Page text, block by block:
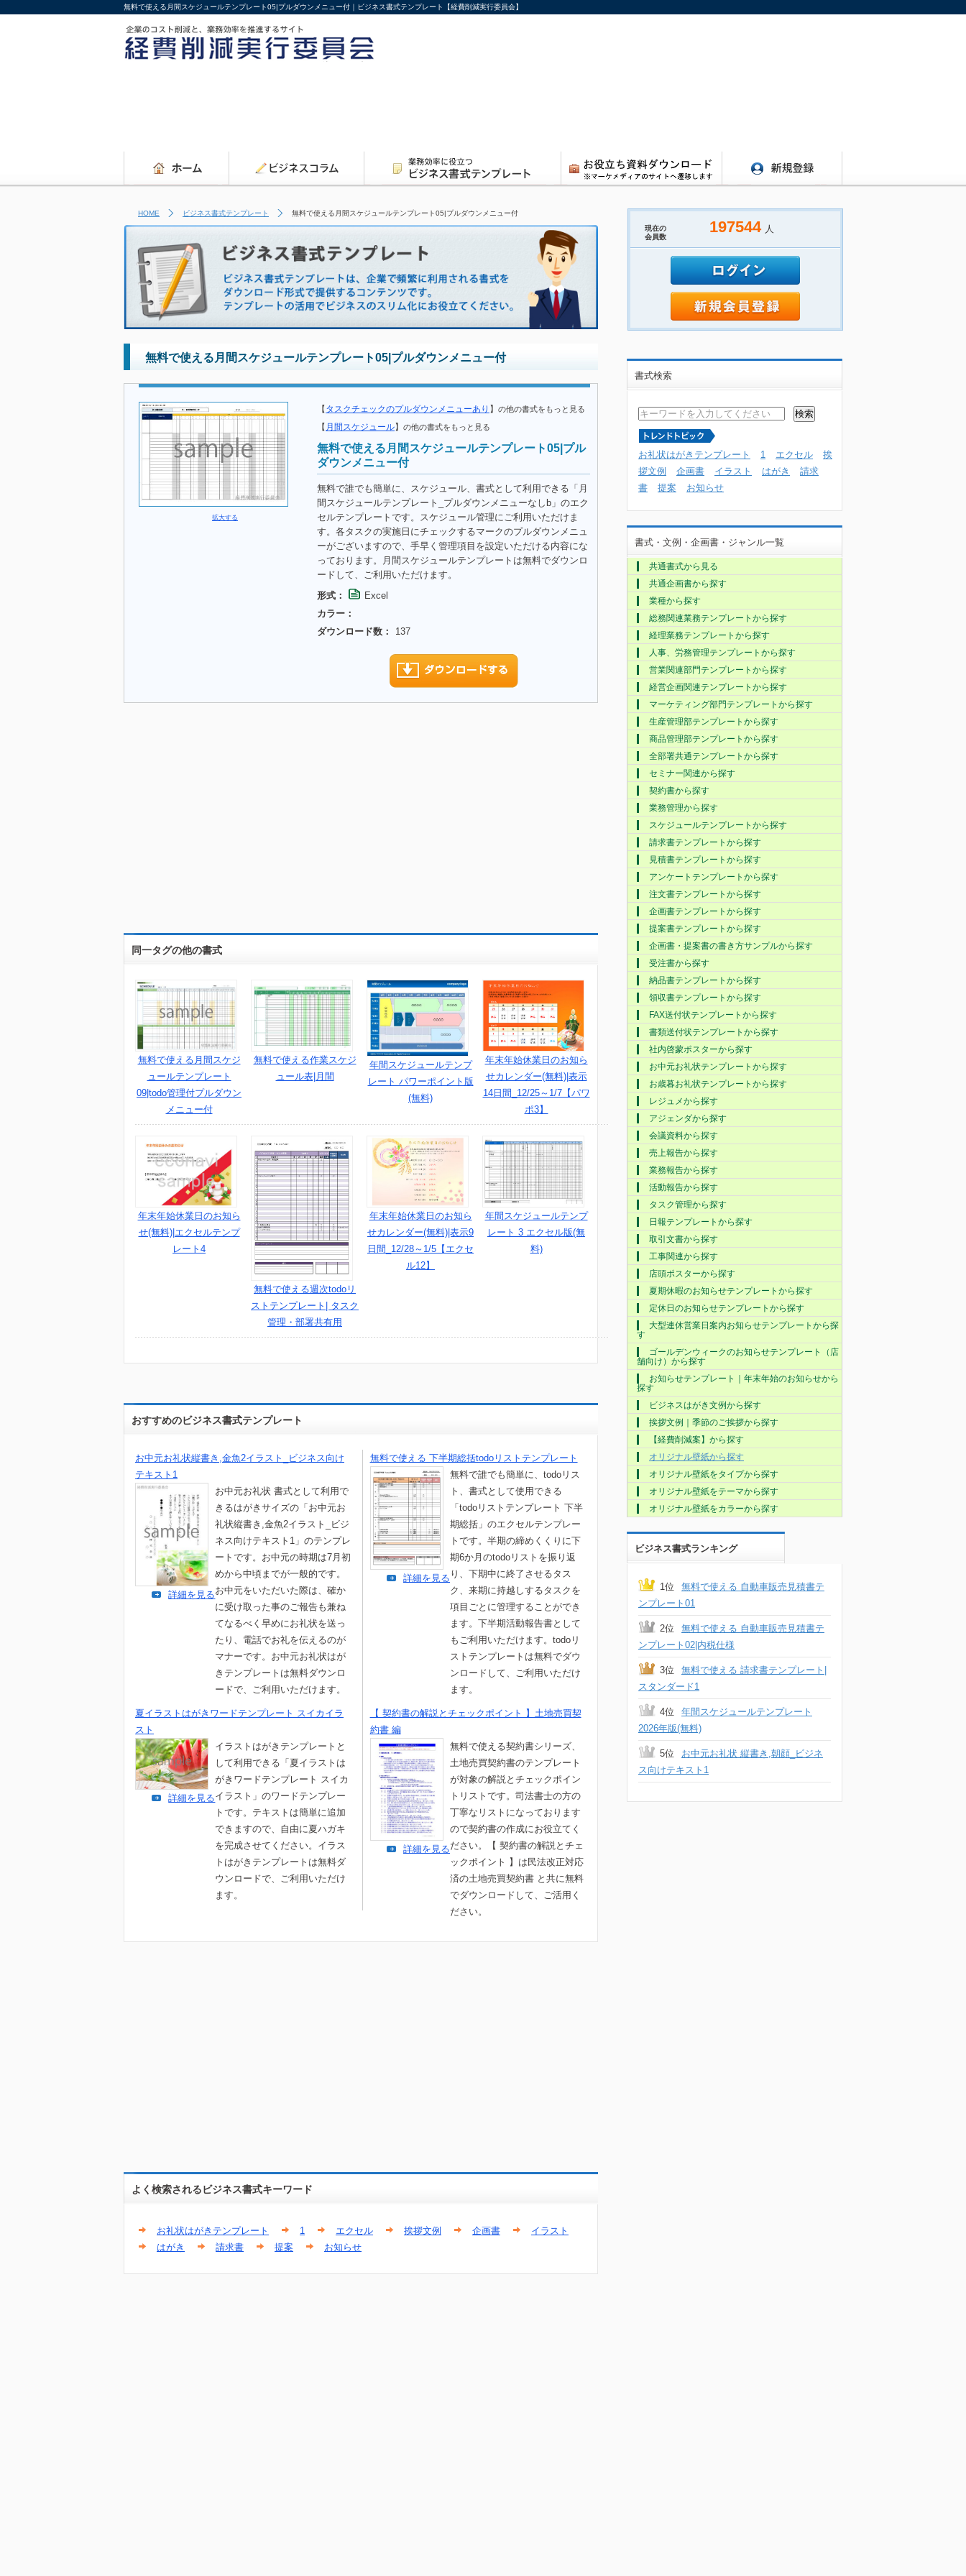
無料で使える月間スケジュールテンプレート05|プルダウンメニュー付｜ビジネス書式テンプレート【経費削減実行委員会】
HOME ビジネス書式テンプレート 無料で使える月間スケジュールテンプレート05|プルダウンメニュー付
無料で使える月間スケジュールテンプレート05|プルダウンメニュー付
拡大する
【タスクチェックのプルダウンメニューあり 】 の他の書式をもっと見る
【 月間スケジュール】 の他の書式をもっと見る
無料で使える月間スケジュールテンプレート05|プル
ダウンメニュー付
無料で誰でも簡単に、スケジュール、書式として利用できる「月
間スケジュールテンプレート_プルダウンメニューなしb」のエク
セルテンプレートです。スケジュール管理にご利用いただけま
す。各タスクの実施日にチェックするマークのプルダウンメニュ
ーがございますので、手早く管理項目を設定いただける内容にな
っております。月間スケジュールテンプレートは無料でダウンロ
ードして、ご利用いただけます。
形式：
Excel
カラー：
ダウンロード数：
137
同一タグの他の書式
無料で使える月間スケジ
ュールテンプレート
09|todo管理付プルダウン
メニュー付
無料で使える作業スケジ
ュール表|月間
年間スケジュールテンプ
レート パワーポイント版
(無料)
年末年始休業日のお知ら
せカレンダー(無料)|表示
14日間_12/25～1/7【パワ
ポ3】
年末年始休業日のお知ら
せ(無料)|エクセルテンプ
レート4
無料で使える週次todoリ
ストテンプレート| タスク
管理・部署共有用
年末年始休業日のお知ら
せカレンダー(無料)|表示9
日間_12/28～1/5【エクセ
ル12】
年間スケジュールテンプ
レート 3 エクセル版(無
料)
おすすめのビジネス書式テンプレート
お中元お礼状縦書き,金魚2イラスト_ビジネス向け
テキスト1
お中元お礼状 書式として利用で
きるはがきサイズの「お中元お
礼状縦書き,金魚2イラスト_ビジ
ネス向けテキスト1」のテンプレ
ートです。お中元の時期は7月初
めから中頃までが一般的です。
お中元をいただいた際は、確か
に受け取った事のご報告も兼ね
てなるべく早めにお礼状を送っ
たり、電話でお礼を伝えるのが
マナーです。お中元お礼状はが
きテンプレートは無料ダウンロ
ードで、ご利用いただけます。
詳細を見る
無料で使える 下半期総括todoリストテンプレート
無料で誰でも簡単に、todoリス
ト、書式として使用できる
「todoリストテンプレート 下半
期総括」のエクセルテンプレー
トです。半期の締めくくりに下
期6か月のtodoリストを振り返
り、下期中に終了させるタス
ク、来期に持越しするタスクを
項目ごとに管理することができ
ます。下半期活動報告書として
もご利用いただけます。todoリ
ストテンプレートは無料でダウ
ンロードして、ご利用いただけ
ます。
詳細を見る
夏イラストはがきワードテンプレート スイカイラ
スト
イラストはがきテンプレートと
して利用できる「夏イラストは
がきワードテンプレート スイカ
イラスト」のワードテンプレー
トです。テキストは簡単に追加
できますので、自由に夏ハガキ
を完成させてください。イラス
トはがきテンプレートは無料ダ
ウンロードで、ご利用いただけ
ます。
詳細を見る
【 契約書の解説とチェックポイント 】土地売買契
約書 編
無料で使える契約書シリーズ、
土地売買契約書のテンプレート
が対象の解説とチェックポイン
トリストです。司法書士の方の
丁寧なリストになっております
ので契約書の作成にお役立てく
ださい。【 契約書の解説とチェ
ックポイント 】は民法改正対応
済の土地売買契約書 と共に無料
でダウンロードして、ご活用く
ださい。
詳細を見る
よく検索されるビジネス書式キーワード
お礼状はがきテンプレート 1 エクセル 挨拶文例 企画書
イラスト
はがき
請求書 提案 お知らせ
現在の
会員数
197544 人
書式検索
お礼状はがきテンプレート 1 エクセル
挨
拶文例
企画書 イラスト はがき
請求
書
提案 お知らせ
書式・文例・企画書・ジャンル一覧
共通書式から見る
共通企画書から探す
業種から探す
総務関連業務テンプレートから探す
経理業務テンプレートから探す
人事、労務管理テンプレートから探す
営業関連部門テンプレートから探す
経営企画関連テンプレートから探す
マーケティング部門テンプレートから探す
生産管理部テンプレートから探す
商品管理部テンプレートから探す
全部署共通テンプレートから探す
セミナー関連から探す
契約書から探す
業務管理から探す
スケジュールテンプレートから探す
請求書テンプレートから探す
見積書テンプレートから探す
アンケートテンプレートから探す
注文書テンプレートから探す
企画書テンプレートから探す
提案書テンプレートから探す
企画書・提案書の書き方サンプルから探す
受注書から探す
納品書テンプレートから探す
領収書テンプレートから探す
FAX送付状テンプレートから探す
書類送付状テンプレートから探す
社内啓蒙ポスターから探す
お中元お礼状テンプレートから探す
お歳暮お礼状テンプレートから探す
レジュメから探す
アジェンダから探す
会議資料から探す
売上報告から探す
業務報告から探す
活動報告から探す
タスク管理から探す
日報テンプレートから探す
取引文書から探す
工事関連から探す
店頭ポスターから探す
夏期休暇のお知らせテンプレートから探す
定休日のお知らせテンプレートから探す
大型連休営業日案内お知らせテンプレートから探
す
ゴールデンウィークのお知らせテンプレート（店
舗向け）から探す
お知らせテンプレート｜年末年始のお知らせから
探す
ビジネスはがき文例から探す
挨拶文例｜季節のご挨拶から探す
【経費削減案】から探す
オリジナル壁紙から探す
オリジナル壁紙をタイプから探す
オリジナル壁紙をテーマから探す
オリジナル壁紙をカラーから探す
ビジネス書式ランキング
1位
無料で使える 自動車販売見積書テ
ンプレート01
2位
無料で使える 自動車販売見積書テ
ンプレート02|内税仕様
3位
無料で使える 請求書テンプレート|
スタンダード1
4位
年間スケジュールテンプレート
2026年版(無料)
5位
お中元お礼状 縦書き,朝顔_ビジネ
ス向けテキスト1